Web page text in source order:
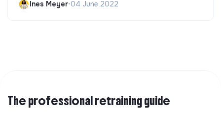
Ines Meyer•04 June 2022
The professional retraining guide